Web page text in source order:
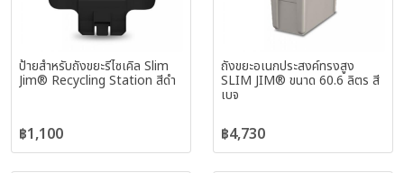
ป้ายสำหรับถังขยะรีไซเคิล Slim
Jim® Recycling Station สีดำ
฿1,100
ถังขยะอเนกประสงค์ทรงสูง
SLIM JIM® ขนาด 60.6 ลิตร สี
เบจ
฿4,730